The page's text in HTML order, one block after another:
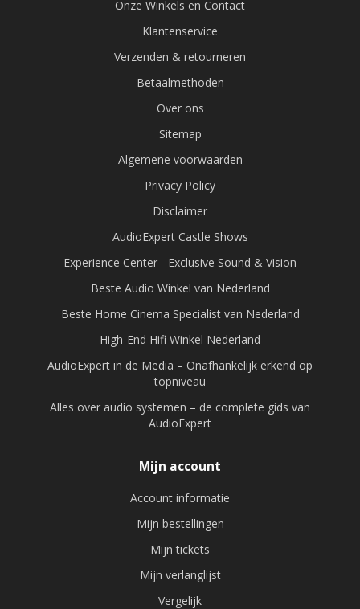
Onze Winkels en Contact
Klantenservice
Verzenden & retourneren
Betaalmethoden
Over ons
Sitemap
Algemene voorwaarden
Privacy Policy
Disclaimer
AudioExpert Castle Shows
Experience Center - Exclusive Sound & Vision
Beste Audio Winkel van Nederland
Beste Home Cinema Specialist van Nederland
High-End Hifi Winkel Nederland
AudioExpert in de Media – Onafhankelijk erkend op
topniveau
Alles over audio systemen – de complete gids van
AudioExpert
Mijn account
Account informatie
Mijn bestellingen
Mijn tickets
Mijn verlanglijst
Vergelijk